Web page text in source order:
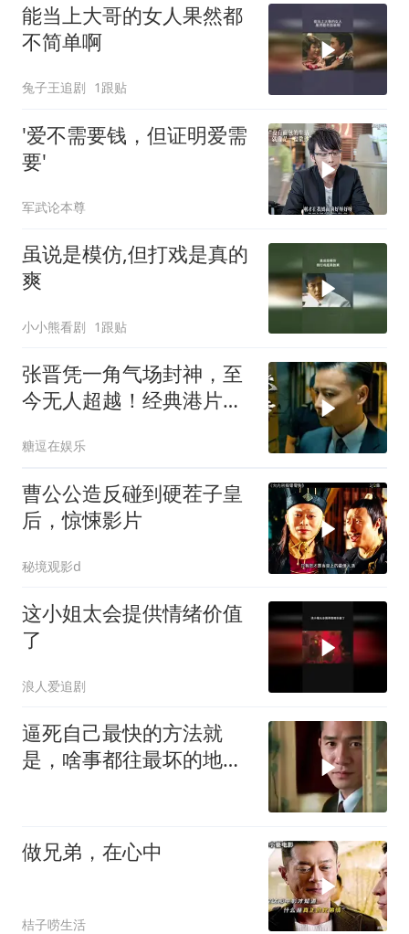
能当上大哥的女人果然都
不简单啊
兔子王追剧 1跟贴
'爱不需要钱，但证明爱需
要'
军武论本尊
虽说是模仿,但打戏是真的
爽
小小熊看剧 1跟贴
张晋凭一角气场封神，至
今无人超越！经典港片回
糖逗在娱乐
曹公公造反碰到硬茬子皇
后，惊悚影片
秘境观影d
这小姐太会提供情绪价值
了
浪人爱追剧
逼死自己最快的方法就
是，啥事都往最坏的地方
做兄弟，在心中
桔子唠生活